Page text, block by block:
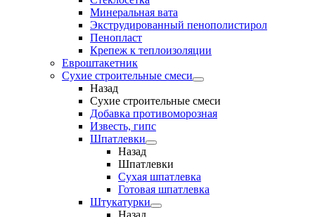
Минеральная вата
Экструдированный пенополистирол
Пенопласт
Крепеж к теплоизоляции
Евроштакетник
Сухие строительные смеси
Назад
Сухие строительные смеси
Добавка противоморозная
Известь, гипс
Шпатлевки
Назад
Шпатлевки
Сухая шпатлевка
Готовая шпатлевка
Штукатурки
Назад